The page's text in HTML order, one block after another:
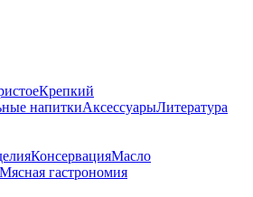
Крепкий
напиткиАксессуарыЛитература
КонсервацияМасло
Мясная гастрономия